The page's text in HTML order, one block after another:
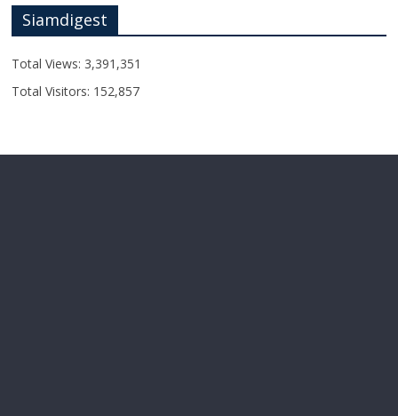
Siamdigest
Total Views: 3,391,351
Total Visitors: 152,857